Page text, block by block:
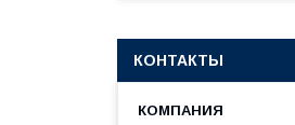
КОНТАКТЫ